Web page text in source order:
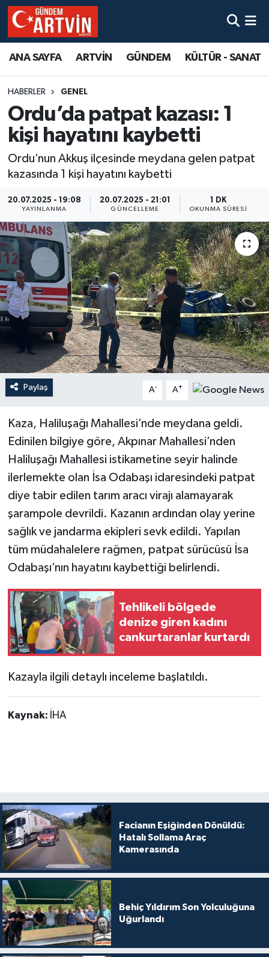
ANA SAYFA ARTVİN GÜNDEM KÜLTÜR - SANAT
HABERLER GENEL
Ordu’da patpat kazası: 1
kişi hayatını kaybetti
Ordu’nun Akkuş ilçesinde meydana gelen patpat
kazasında 1 kişi hayatını kaybetti
20.07.2025 - 19:08
YAYINLANMA
20.07.2025 - 21:01
GÜNCELLEME
1 DK
OKUNMA SÜRESI
Paylaş A- A+
Kaza, Haliluşağı Mahallesi’nde meydana geldi.
Edinilen bilgiye göre, Akpınar Mahallesi’nden
Haliluşağı Mahallesi istikametine seyir halinde
ilerlemekte olan İsa Odabaşı idaresindeki patpat
diye tabir edilen tarım aracı virajı alamayarak
şarampole devrildi. Kazanın ardından olay yerine
sağlık ve jandarma ekipleri sevk edildi. Yapılan
tüm müdahalelere rağmen, patpat sürücüsü İsa
Odabaşı’nın hayatını kaybettiği belirlendi.
Tehlikeli bölgede
denize giren kadını
cankurtaranlar kurtardı
Kazayla ilgili detaylı inceleme başlatıldı.
Kaynak: İHA
Facianın Eşiğinden Dönüldü:
Hatalı Sollama Araç
Kamerasında
Behiç Yıldırım Son Yolculuğuna
Uğurlandı